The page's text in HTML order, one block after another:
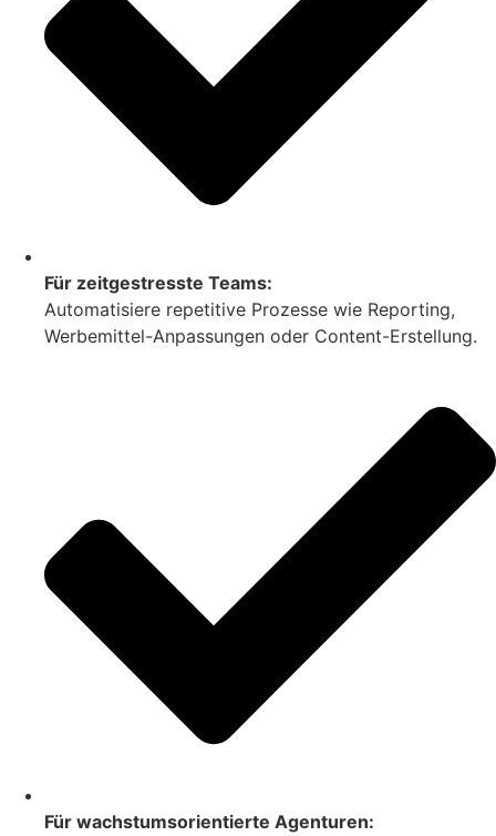
Für zeitgestresste Teams:
Automatisiere repetitive Prozesse wie Reporting,
Werbemittel-Anpassungen oder Content-Erstellung.
Für wachstumsorientierte Agenturen: